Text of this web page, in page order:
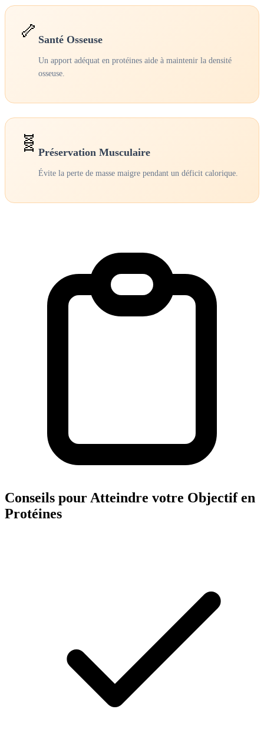
🦴 Santé Osseuse
Un apport adéquat en protéines aide à maintenir la densité
osseuse.
🧬 Préservation Musculaire
Évite la perte de masse maigre pendant un déficit calorique.
Conseils pour Atteindre votre Objectif en
Protéines